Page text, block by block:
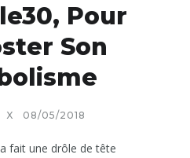
Pour
Son
X 08/05/2018
fait une drôle de tête